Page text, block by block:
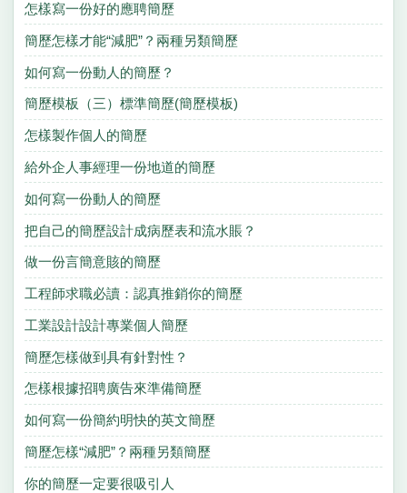
怎樣寫一份好的應聘簡歷
簡歷怎樣才能“減肥”？兩種另類簡歷
如何寫一份動人的簡歷？
簡歷模板（三）標準簡歷(簡歷模板)
怎樣製作個人的簡歷
給外企人事經理一份地道的簡歷
如何寫一份動人的簡歷
把自己的簡歷設計成病歷表和流水賬？
做一份言簡意賅的簡歷
工程師求職必讀：認真推銷你的簡歷
工業設計設計專業個人簡歷
簡歷怎樣做到具有針對性？
怎樣根據招聘廣告來準備簡歷
如何寫一份簡約明快的英文簡歷
簡歷怎樣“減肥”？兩種另類簡歷
你的簡歷一定要很吸引人